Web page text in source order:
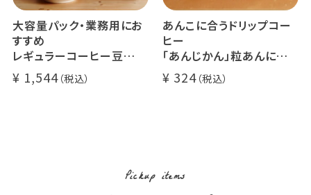
大容量パック・業務用にお
すすめ
レギュラーコーヒー豆
イツモブレンド 500g
1,544
あんこに合うドリップコー
ヒー
「あんじかん」粒あんに合う
珈琲 1杯分
324
Pickup items